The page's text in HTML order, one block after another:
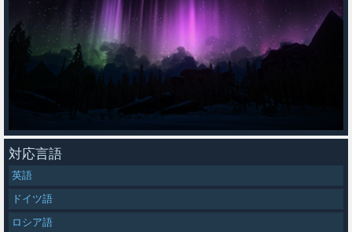
対応言語
英語
ドイツ語
ロシア語